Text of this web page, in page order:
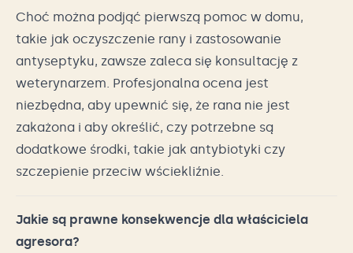
Choć można podjąć pierwszą pomoc w domu,
takie jak oczyszczenie rany i zastosowanie
antyseptyku, zawsze zaleca się konsultację z
weterynarzem. Profesjonalna ocena jest
niezbędna, aby upewnić się, że rana nie jest
zakażona i aby określić, czy potrzebne są
dodatkowe środki, takie jak antybiotyki czy
szczepienie przeciw wściekliźnie.
Jakie są prawne konsekwencje dla właściciela
agresora?